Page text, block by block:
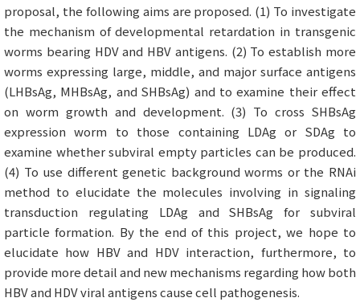
proposal, the following aims are proposed. (1) To investigate
the mechanism of developmental retardation in transgenic
worms bearing HDV and HBV antigens. (2) To establish more
worms expressing large, middle, and major surface antigens
(LHBsAg, MHBsAg, and SHBsAg) and to examine their effect
on worm growth and development. (3) To cross SHBsAg
expression worm to those containing LDAg or SDAg to
examine whether subviral empty particles can be produced.
(4) To use different genetic background worms or the RNAi
method to elucidate the molecules involving in signaling
transduction regulating LDAg and SHBsAg for subviral
particle formation. By the end of this project, we hope to
elucidate how HBV and HDV interaction, furthermore, to
provide more detail and new mechanisms regarding how both
HBV and HDV viral antigens cause cell pathogenesis.